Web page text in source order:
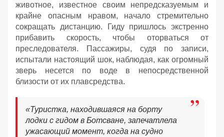
животное, известное своим непредсказуемым и
крайне опасным нравом, начало стремительно
сокращать дистанцию. Гиду пришлось экстренно
прибавить скорость, чтобы оторваться от
преследователя. Пассажиры, судя по записи,
испытали настоящий шок, наблюдая, как огромный
зверь несется по воде в непосредственной
близости от их плавсредства.
«Туристка, находившаяся на борту
лодки с гидом в Ботсване, запечатлела
ужасающий момент, когда на судно